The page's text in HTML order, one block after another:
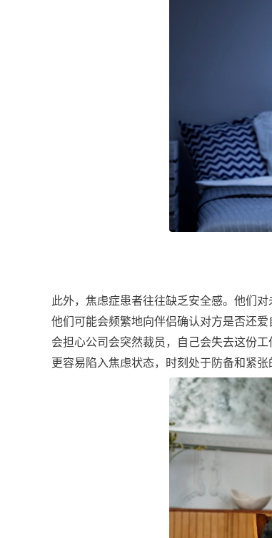
此外，焦虑症患者往往缺乏安全感。他们
他们可能会频繁地向伴侣确认对方是否还
会担心公司会突然裁员，自己会失去这份
更容易陷入焦虑状态，时刻处于防备和紧张